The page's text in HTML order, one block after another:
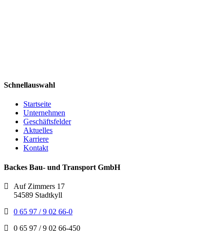
Schnellauswahl
Startseite
Unternehmen
Geschäftsfelder
Aktuelles
Karriere
Kontakt
Backes Bau- und Transport GmbH
Auf Zimmers 17
54589 Stadtkyll
0 65 97 / 9 02 66-0
0 65 97 / 9 02 66-450